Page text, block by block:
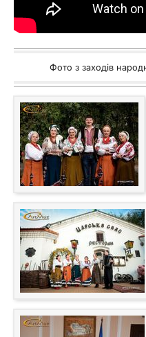
Фото з заходів